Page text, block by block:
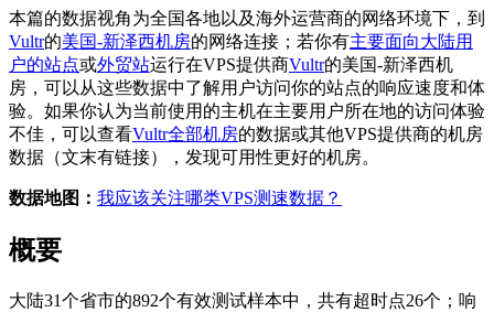
本篇的数据视角为全国各地以及海外运营商的网络环境下，到
Vultr的美国-新泽西机房的网络连接；若你有主要面向大陆用
户的站点或外贸站运行在VPS提供商Vultr的美国-新泽西机
房，可以从这些数据中了解用户访问你的站点的响应速度和体
验。如果你认为当前使用的主机在主要用户所在地的访问体验
不佳，可以查看Vultr全部机房的数据或其他VPS提供商的机房
数据（文末有链接），发现可用性更好的机房。
数据地图： 我应该关注哪类VPS测速数据？
概要
大陆31个省市的892个有效测试样本中，共有超时点26个；响